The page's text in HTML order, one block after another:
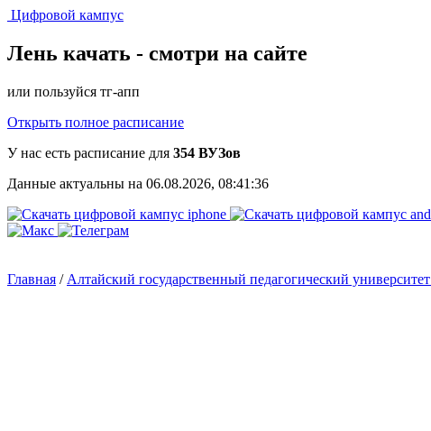
Цифровой кампус
Лень качать - смотри на сайте
или пользуйся тг-апп
Открыть полное расписание
У нас есть расписание для 354 ВУЗов
Данные актуальны на 06.08.2026, 08:41:36
Главная / Алтайский государственный педагогический